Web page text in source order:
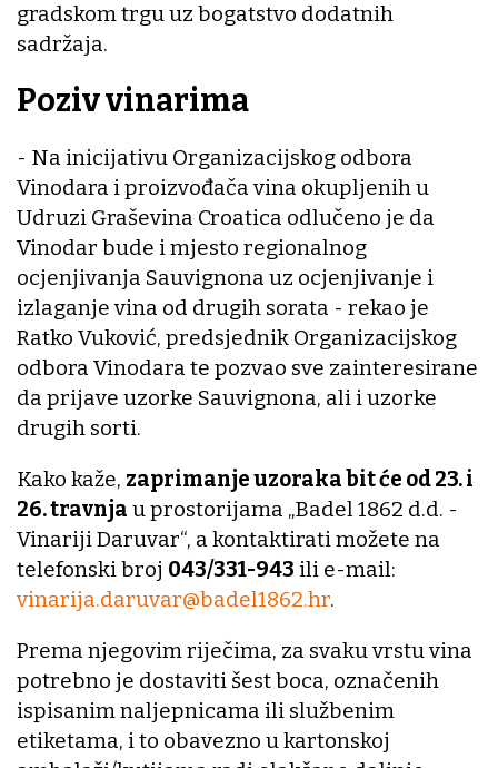
gradskom trgu uz bogatstvo dodatnih
sadržaja.
Poziv vinarima
- Na inicijativu Organizacijskog odbora
Vinodara i proizvođača vina okupljenih u
Udruzi Graševina Croatica odlučeno je da
Vinodar bude i mjesto regionalnog
ocjenjivanja Sauvignona uz ocjenjivanje i
izlaganje vina od drugih sorata - rekao je
Ratko Vuković, predsjednik Organizacijskog
odbora Vinodara te pozvao sve zainteresirane
da prijave uzorke Sauvignona, ali i uzorke
drugih sorti.
Kako kaže, zaprimanje uzoraka bit će od 23. i
26. travnja u prostorijama „Badel 1862 d.d. -
Vinariji Daruvar“, a kontaktirati možete na
telefonski broj 043/331-943 ili e-mail:
vinarija.daruvar@badel1862.hr.
Prema njegovim riječima, za svaku vrstu vina
potrebno je dostaviti šest boca, označenih
ispisanim naljepnicama ili službenim
etiketama, i to obavezno u kartonskoj